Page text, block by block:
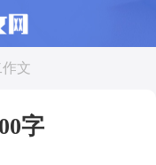
文
字